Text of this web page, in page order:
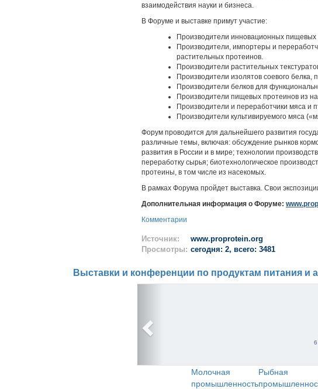
взаимодействия науки и бизнеса.
В Форуме и выставке примут участие:
Производители инновационных пищевых
Производители, импортеры и
растительных протеинов.
Производители растительных
Производители изолятов соевого белка,
Производители белков для
Производители пищевых протеинов из
Производители и переработчики мяса и
Производители культивируемого мяса
Форум проводится для дальнейшего развития
различные темы, включая: обсуждение рынков
развития в России и в мире; технологии
переработку сырья; биотехнологическое
протеины, в том числе из насекомых.
В рамках Форума пройдет выставка. Свои
Дополнительная информация о Форуме: www.
Комментарии
Источник:
www.proprotein.org
Просмотры: сегодня: 2, всего: 3481
Выставки и конференции по продуктам питания и
Молочная
промышленность
Рыбная